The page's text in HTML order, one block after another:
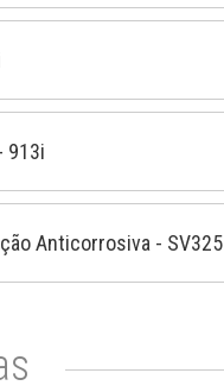
913i
Anticorrosiva - SV325